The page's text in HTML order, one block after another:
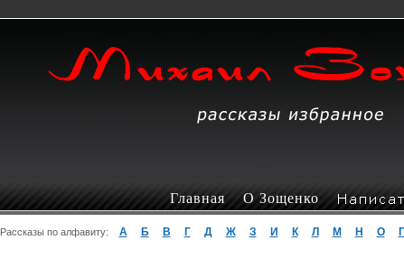
Главная О Зощенко
Рассказы по алфавиту: А Б В Г Д Ж З И К Л М Н О П